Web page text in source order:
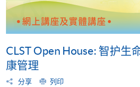
CLST Open House: 智护生
康管理
分享 列印